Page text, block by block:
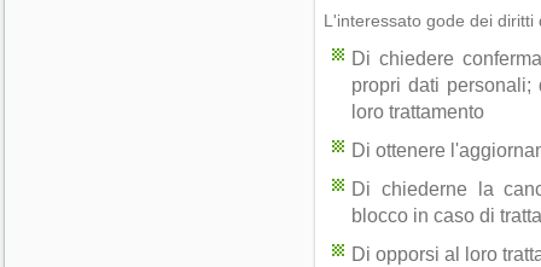
L'interessato gode dei
Di chiedere
propri dati
loro trattamento
Di ottenere
Di chiederne la
blocco in caso di
Di opporsi al loro